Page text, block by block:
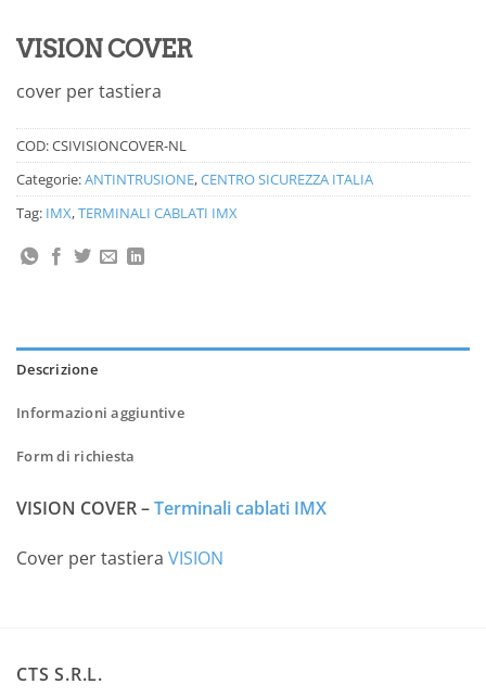
VISION COVER
cover per tastiera
COD:CSIVISIONCOVER-NL
Categorie:ANTINTRUSIONE,CENTRO SICUREZZA ITALIA
Tag: IMX,TERMINALI CABLATI IMX
Descrizione
Informazioni aggiuntive
Form di richiesta
VISION COVER –Terminali cablati IMX
Cover per tastiera VISION
CTS S.R.L.